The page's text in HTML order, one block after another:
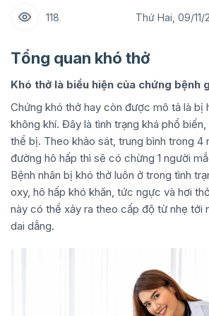
118 Thứ Hai, 09/
Tổng quan khó thở
Khó thở là biểu hiện của chứng bệnh
Chứng khó thở hay còn được mô tả là bị
không khí. Đây là tình trạng khá phổ
thể bị. Theo khảo sát, trung bình trong 4
đường hô hấp thì sẽ có chừng 1 người
Bệnh nhân bị khó thở luôn ở trong tình
oxy, hô hấp khó khăn, tức ngực và hơi
này có thể xảy ra theo cấp độ từ nhẹ tới
dai dẳng.